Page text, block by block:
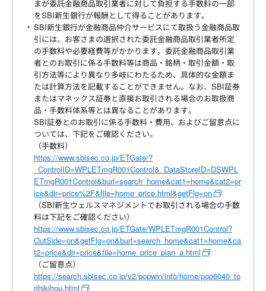
まが委託金融商品取引業者に対して負担する手数料の一部
をSBI新生銀行が報酬として得ることがあります。
SBI新生銀行が金融商品仲介サービスにて取扱う金融商品取
引には、お客さまの選択された委託金融商品取引業者所定
の手数料や必要経費等がかかります。委託金融商品取引業
者とのお取引に係る手数料等は商品・銘柄・取引金額・取
引方法等により異なり多岐にわたるため、具体的な金額ま
たは計算方法を記載することができません。なお、SBI証券
またはマネックス証券と直接お取引される場合のお取扱商
品・手数料体系等とは異なることがあります。
SBI証券とのお取引に係る手数料・費用、およびご留意点に
ついては、下記をご確認ください。
（手数料）
https://www.sbisec.co.jp/ETGate/?
_ControlID=WPLETmgR001Control&_DataStoreID=DSWPL
ETmgR001Control&burl=search_home&cat1=home&cat2=pr
ice&dir=price%2F&file=home_price.html&getFlg=on
（SBI新生ウェルスマネジメントでお取引される場合の手数
料は下記をご確認ください）
https://www.sbisec.co.jp/ETGate/WPLETmgR001Control?
OutSide=on&getFlg=on&burl=search_home&cat1=home&ca
t2=price&dir=price&file=home_price_plan_a.html
（ご留意点）
https://search.sbisec.co.jp/v2/popwin/info/home/pop6040_to
rihikihou.html